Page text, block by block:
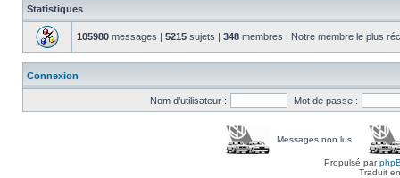
Statistiques
105980 messages | 5215 sujets | 348 membres | Notre membre le plus
Connexion
Nom d’utilisateur : Mot de passe :
Messages non lus
Propulsé par
Traduit